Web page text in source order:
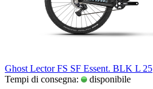
Ghost Lector FS SF Essent. BLK L 25
Tempi di consegna:
disponibile